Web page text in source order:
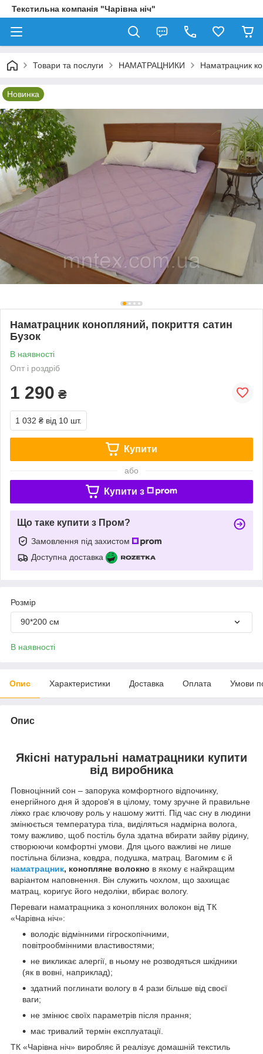
Текстильна компанія "Чарівна ніч"
Товари та послуги НАМАТРАЦНИКИ Наматрацник
Новинка
Наматрацник конопляний, покриття сатин
Бузок
В наявності
Опт і роздріб
1 290 ₴
1 032 ₴ від 10 шт.
Купити
або
Купити з
Що таке купити з Пром?
Замовлення під захистом
Доступна доставка
Розмір
90*200 см
В наявності
Опис Характеристики Доставка Оплата Умови
Опис
Якісні натуральні наматрацники купити
від виробника
Повноцінний сон – запорука комфортного відпочинку,
енергійного дня й здоров'я в цілому, тому зручне й правильне
ліжко грає ключову роль у нашому житті. Під час сну в людини
змінюється температура тіла, виділяться надмірна волога,
тому важливо, щоб постіль була здатна вбирати зайву рідину,
створюючи комфортні умови. Для цього важливі не лише
постільна білизна, ковдра, подушка, матрац. Вагомим є й
наматрацник, конопляне волокно в якому є найкращим
варіантом наповнення. Він служить чохлом, що захищає
матрац, коригує його недоліки, вбирає вологу.
Переваги наматрацника з конопляних волокон від ТК
«Чарівна ніч»:
володіє відмінними гігроскопічними,
повітрообмінними властивостями;
не викликає алергії, в ньому не розводяться шкідники
(як в вовні, наприклад);
здатний поглинати вологу в 4 рази більше від своєї
ваги;
не змінює своїх параметрів після прання;
має тривалий термін експлуатації.
ТК «Чарівна ніч» виробляє й реалізує домашній текстиль